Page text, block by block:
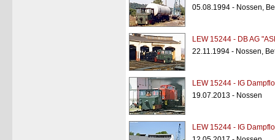
05.08.1994 - Nossen,
LEW 15244 - DB AG
22.11.1994 - Nossen,
LEW 15244 - IG
19.07.2013 - Nossen
LEW 15244 - IG